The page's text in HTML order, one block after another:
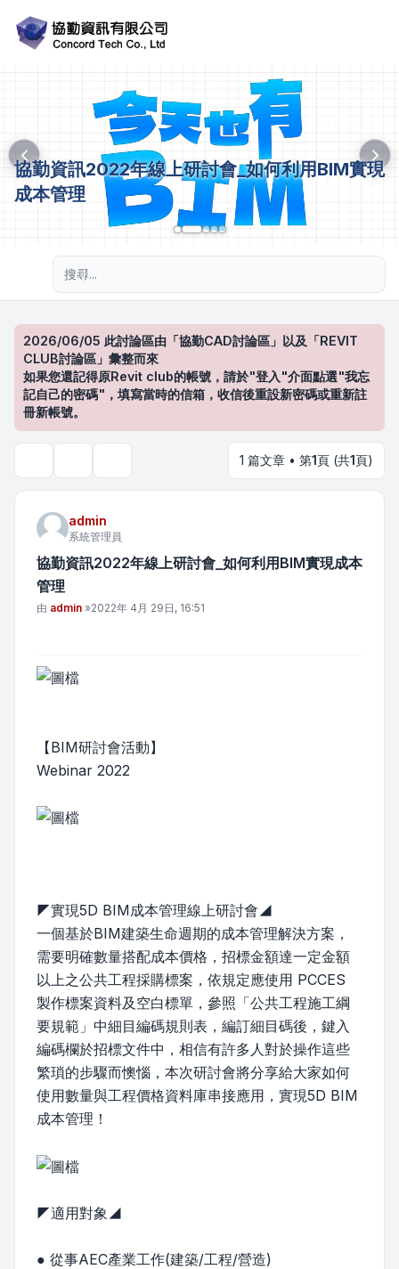
協勤資訊2022年線上研討會_如何利用BIM實現
成本管理
2026/06/05 此討論區由「協勤CAD討論區」以及「REVIT
CLUB討論區」彙整而來
如果您還記得原Revit club的帳號，請於"登入"介面點選"我忘
記自己的密碼"，填寫當時的信箱，收信後重設新密碼或重新註
冊新帳號。
1 篇文章 • 第1頁 (共1頁)
admin
系統管理員
協勤資訊2022年線上研討會_如何利用BIM實現成本
管理
文章
由 admin »2022年 4月 29日, 16:51
【BIM研討會活動】
Webinar 2022
◤實現5D BIM成本管理線上研討會◢
一個基於BIM建築生命週期的成本管理解決方案，
需要明確數量搭配成本價格，招標金額達一定金額
以上之公共工程採購標案，依規定應使用 PCCES
製作標案資料及空白標單，參照「公共工程施工綱
要規範」中細目編碼規則表，編訂細目碼後，鍵入
編碼欄於招標文件中，相信有許多人對於操作這些
繁瑣的步驟而懊惱，本次研討會將分享給大家如何
使用數量與工程價格資料庫串接應用，實現5D BIM
成本管理！
◤適用對象◢
● 從事AEC產業工作(建築/工程/營造)